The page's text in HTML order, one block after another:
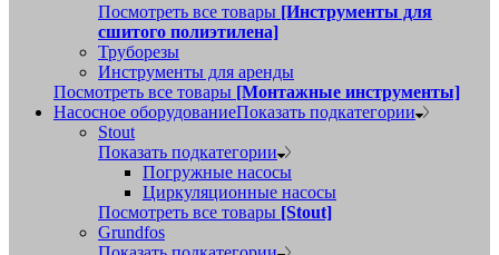
Посмотреть все товары [Инструменты для
сшитого полиэтилена]
Труборезы
Инструменты для аренды
Посмотреть все товары [Монтажные инструменты]
Насосное оборудованиеПоказать подкатегории
Stout
Показать подкатегории
Погружные насосы
Циркуляционные насосы
Посмотреть все товары [Stout]
Grundfos